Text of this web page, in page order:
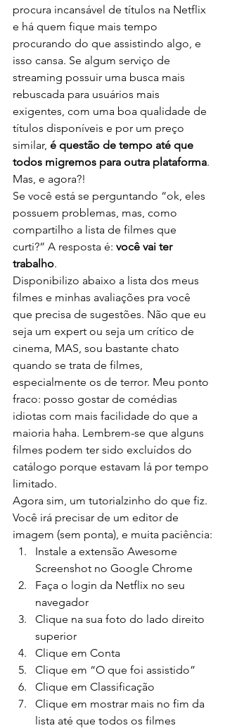
procura incansável de títulos na Netflix
e há quem fique mais tempo
procurando do que assistindo algo, e
isso cansa. Se algum serviço de
streaming possuir uma busca mais
rebuscada para usuários mais
exigentes, com uma boa qualidade de
títulos disponíveis e por um preço
similar, é questão de tempo até que
todos migremos para outra plataforma.
Mas, e agora?!
Se você está se perguntando “ok, eles
possuem problemas, mas, como
compartilho a lista de filmes que
curti?” A resposta é: você vai ter
trabalho.
Disponibilizo abaixo a lista dos meus
filmes e minhas avaliações pra você
que precisa de sugestões. Não que eu
seja um expert ou seja um crítico de
cinema, MAS, sou bastante chato
quando se trata de filmes,
especialmente os de terror. Meu ponto
fraco: posso gostar de comédias
idiotas com mais facilidade do que a
maioria haha. Lembrem-se que alguns
filmes podem ter sido excluídos do
catálogo porque estavam lá por tempo
limitado.
Agora sim, um tutorialzinho do que fiz.
Você irá precisar de um editor de
imagem (sem ponta), e muita paciência:
Instale a extensão Awesome
Screenshot no Google Chrome
Faça o login da Netflix no seu
navegador
Clique na sua foto do lado direito
superior
Clique em Conta
Clique em “O que foi assistido”
Clique em Classificação
Clique em mostrar mais no fim da
lista até que todos os filmes